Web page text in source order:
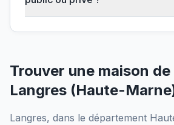
Trouver une maison
Langres (Haute-Marne
Langres, dans le département